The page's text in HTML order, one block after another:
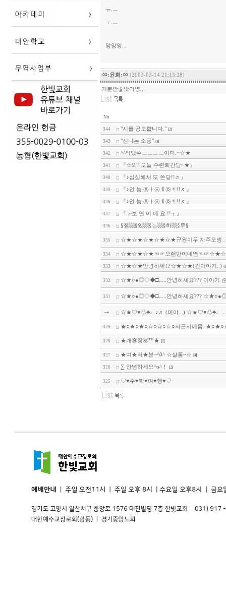
ㅠ.ㅡ
ㅜ.ㅡ
앙앙앙...
ㆀ:윤희:ㆀ (2003-03-14 21:13:28)
기분안좋앗어영,,
No
344 "시를 공모합니다." [2]
343 "신나는 소풍" [1]
342 ^^*(떴쑤ㅡㅡㅡㅡ이다.~☆★
341 『☆와! 오늘 수련회간당~★』
340 『♪심심해서 또 쓴당!!♬』
339 『♪안 뇽 ㉭ㅏ㉦ㅔ㉧ㅕ!!♬』
338 『♪안 뇽 ㉭ㅏ㉦ㅔ㉧ㅕ!!♬』
337 『┏보 연 이 에 요 !!┓』
336 §잼▩§있▩§는▩§하▩§루§
335 ☆★☆★☆★☆★☆★규원이두 자주오넹
334 ☆★☆★☆★☜☞오랜만이네염
333 ☆★☆★안녕하세요☆★☆★(긴이야기..)
332 ☆★○●◎◇◆□.....안녕하세요??? 이야기
331 ☆★○●◎◇◆□.....안녕하세요???
☆★♡♥♧♣♩♪♬ (머야...) ☆★♡♥♧♣♩...
329 ★○★○★○☆○☆○☆○저근시에욤
328 ★개⑨장ⓔ™★ [1]
327 ★여★러★분~^0^ ☆샬롬~☆ [4]
326 ∑ 안녕하세요^o^！ [2]
325 ♡♥수♥학♥여♥행♥♡